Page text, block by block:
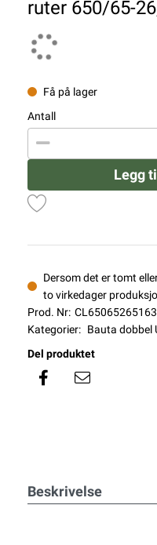
ruter 650/65-
Få på lager
Antall
Legg
Dersom det er tomt
to virkedager
Prod. Nr:
Kategorier: Bauta dobbel
Del produktet
Beskrivelse